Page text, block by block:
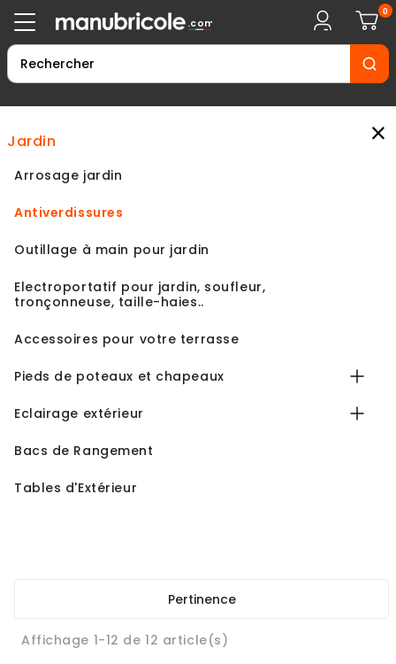
×
jardin
Arrosage jardin
Antiverdissures
Outillage à main pour jardin
Electroportatif pour jardin, soufleur,
tronçonneuse, taille-haies..
Accessoires pour votre terrasse
Pieds de poteaux et chapeaux
Eclairage extérieur
Bacs de Rangement
Tables d'Extérieur
Pertinence
Affichage 1-12 de 12 article(s)
.com
0